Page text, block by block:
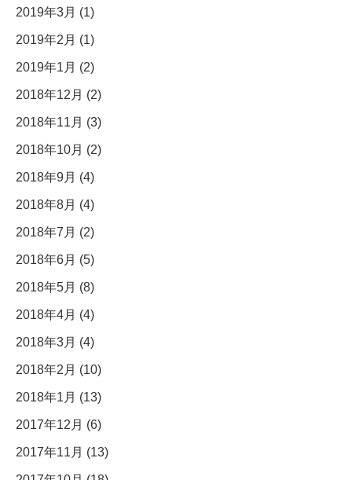
2019年3月 (1)
2019年2月 (1)
2019年1月 (2)
2018年12月 (2)
2018年11月 (3)
2018年10月 (2)
2018年9月 (4)
2018年8月 (4)
2018年7月 (2)
2018年6月 (5)
2018年5月 (8)
2018年4月 (4)
2018年3月 (4)
2018年2月 (10)
2018年1月 (13)
2017年12月 (6)
2017年11月 (13)